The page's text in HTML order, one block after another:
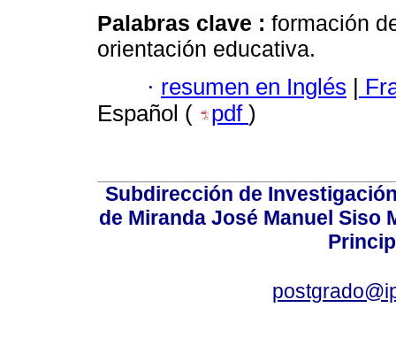
Palabras clave : formación
orientación educativa.
· resumen en Inglés |
Español (
pdf )
Subdirección de
de Miranda José Manuel Siso